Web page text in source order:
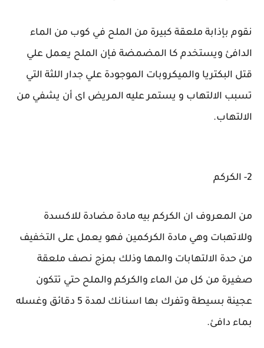
نقوم بإذابة ملعقة كبيرة من الملح في كوب من الماء
الدافئ ويستخدم كا المضمضة فإن الملح يعمل علي
قتل البكتريا والميكروبات الموجودة علي جدار اللثة التي
تسبب الالتهاب و يستمر عليه المريض اى أن يشفي من
الالتهاب.
2- الكركم
من المعروف ان الكركم بيه مادة مضادة للاكسدة
وللاتهبات وهي مادة الكركمين فهو يعمل على التخفيف
من حدة الالتهابات والمها وذلك بمزج نصف ملعقة
صغيرة من كل من الماء والكركم والملح حتي تتكون
عجينة بسيطة وتفرك بها اسنانك لمدة 5 دقائق وغسله
بماء دافئ.